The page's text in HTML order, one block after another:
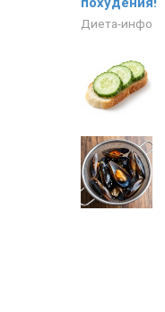
Диета-инфо